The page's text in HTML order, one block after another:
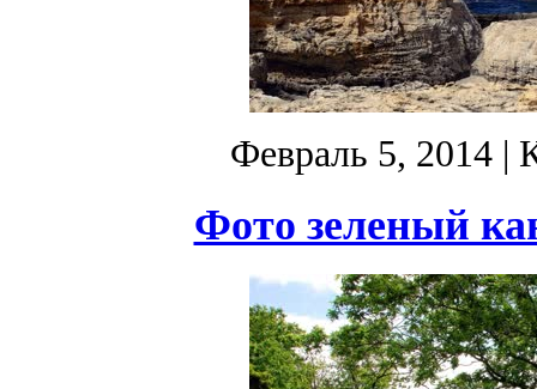
Февраль 5, 2014|
Фото зеленый